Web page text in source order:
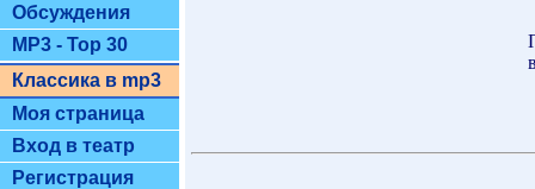
Обсуждения
MP3 - Top 30
Классика в mp3
Моя страница
Вход в театр
Регистрация